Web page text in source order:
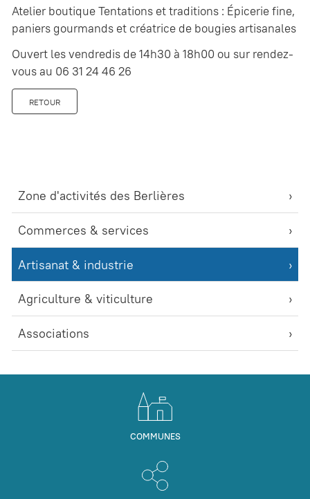
Zone d'activités des Berlières
Commerces & services
Artisanat & industrie
Agriculture & viticulture
Associations
Atelier boutique Tentations et traditions : Épicerie fine,
paniers gourmands et créatrice de bougies artisanales
Ouvert les vendredis de 14h30 à 18h00 ou sur rendez-
vous au 06 31 24 46 26
RETOUR
COMMUNES